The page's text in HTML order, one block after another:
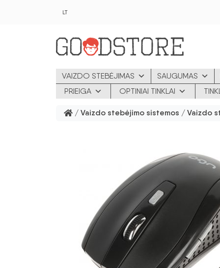
LT
VAIZDO STEBĖJIMAS SAUGUMAS
PRIEIGA
OPTINIAI TINKLAI
/ Vaizdo stebėjimo sistemos / Vaizdo